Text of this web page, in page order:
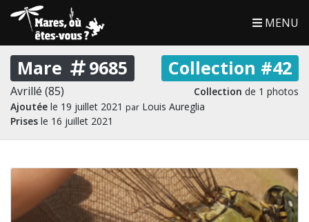
MENU
Mare 9685 Collection #42
Avrillé (85) Collection de 1 photos
Ajoutée le 19 juillet 2021 par Louis Aureglia
Prises le 16 juillet 2021